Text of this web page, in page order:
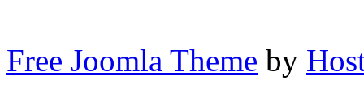
Free Joomla Theme by